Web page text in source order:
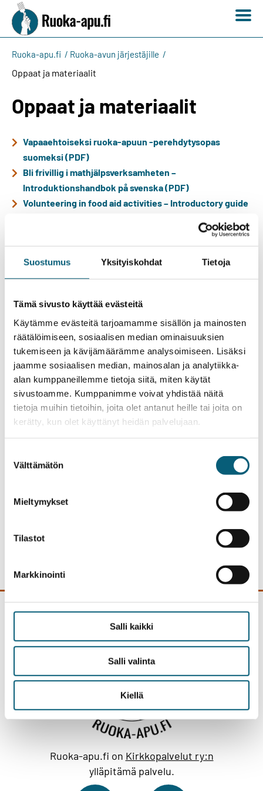
Suostumus Yksityiskohdat Tietoja
Tämä sivusto käyttää evästeitä
Käytämme evästeitä tarjoamamme sisällön ja mainosten
räätälöimiseen, sosiaalisen median ominaisuuksien
tukemiseen ja kävijämäärämme analysoimiseen. Lisäksi
jaamme sosiaalisen median, mainosalan ja analytiikka-
alan kumppaneillemme tietoja siitä, miten käytät
sivustoamme. Kumppanimme voivat yhdistää näitä
tietoja muihin tietoihin, joita olet antanut heille tai joita on
kerätty, kun olet käyttänyt heidän palvelujaan.
valinta
Välttämätön
Mieltymykset
Tilastot
Markkinointi
Salli kaikki
Salli valinta
Kiellä
Ruoka-apu.fi Ruoka-avun järjestäjille
Oppaat ja materiaalit
Oppaat ja materiaalit
Vapaaehtoiseksi ruoka-apuun -perehdytysopas
suomeksi (PDF)
Bli frivillig i mathjälpsverksamheten –
Introduktionshandbok på svenska (PDF)
Volunteering in food aid activities – Introductory guide
Elintarviketurvallisuus ruoka-aputoiminnassa -opas
(PDF)
Ajatuksia tyollistämisen edistämisestä ruoka-
Arvo ihmiselle – Verkostomainen työskentely järjestö-
ja diakoniatyössä -opas (PDF)
Ota huoli puheeksi ja opasta palveluihin -opas (PDF)
Tutustu myös: Sosiaaliturvan tarkistuslista 2021 (PDF)
Ohjeistus elintarvikkeiden lahjoittajan ja ruoka-
aputoimijan yhteistyöstä (PDF)
Sopimusliitteet elintarvikkeiden lahjoittajan ja ruoka-
aputoimijan yhteistyöhön (PDF)
(Verkkosivu)
Ruoka-apu Köyhyyspäivässä 23.4.2024 -esite (PDF)
Tietoa ruoka-avusta 2022 -esite Köyhyyspäivä
Ruoka-apu.fi on Kirkkopalvelut ry:n
ylläpitämä palvelu.